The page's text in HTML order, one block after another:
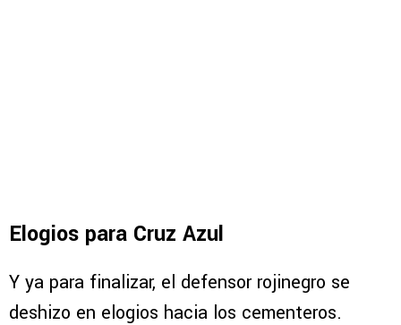
Elogios para Cruz Azul
Y ya para finalizar, el defensor rojinegro se
deshizo en elogios hacia los cementeros.